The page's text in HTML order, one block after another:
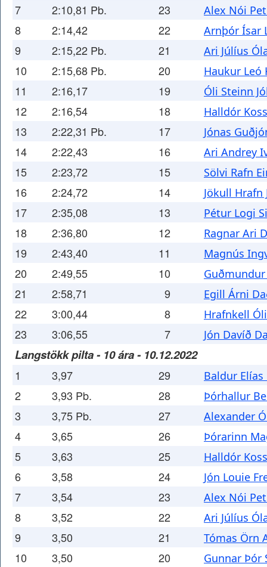
7 2:10,81 Pb. 23 Alex Nói
8 2:14,42 22 Arnþór Ísar
9 2:15,22 Pb. 21 Ari Júlíus
10 2:15,68 Pb. 20 Haukur Leó
11 2:16,17 19 Óli Steinn
12 2:16,54 18 Halldór
13 2:22,31 Pb. 17 Jónas
14 2:22,43 16 Ari Andrey
15 2:23,72 15 Sölvi Rafn
16 2:24,72 14 Jökull Hrafn
17 2:35,08 13 Pétur Logi
18 2:36,80 12 Ragnar Ari
19 2:43,40 11 Magnús
20 2:49,55 10
21 2:58,71 9 Egill Árni
22 3:00,44 8 Hrafnkell
23 3:06,55 7 Jón Davíð
Langstökk pilta - 10 ára - 10.12.2022
1 3,97 29 Baldur
2 3,93 Pb. 28 Þórhallur
3 3,75 Pb. 27 Alexander
4 3,65 26 Þórarinn
5 3,63 25 Halldór
6 3,58 24 Jón Louie
7 3,54 23 Alex Nói
8 3,52 22 Ari Júlíus
9 3,50 21 Tómas Örn
10 3,50 20 Gunnar Þór